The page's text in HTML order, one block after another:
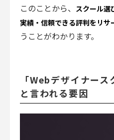
このことから、 スクール選
実績・信頼できる評判をリサ
うことがわかります。
「Webデザイナース
と言われる要因